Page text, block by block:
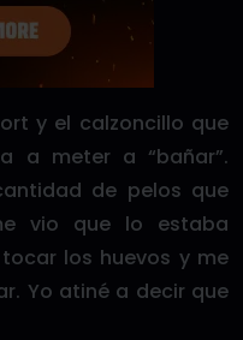
y el calzoncillo que
a meter a “bañar”.
de pelos que
vio que lo estaba
los huevos y me
Yo atiné a decir que